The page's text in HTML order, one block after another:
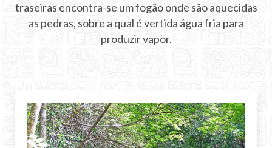
Mapas de Chichen Itza
Equinócio
Show Noturno
traseiras encontra-se um fogão onde são aquecidas
as pedras, sobre a qual é vertida água fria para
produzir vapor.